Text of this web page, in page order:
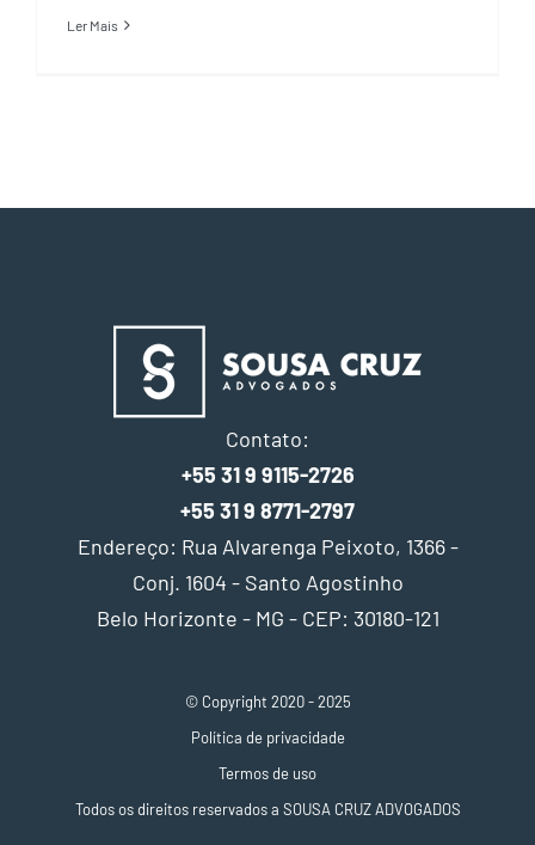
Ler Mais
Contato:
+55 31 9 9115-2726
+55 31 9 8771-2797
Endereço: Rua Alvarenga Peixoto, 1366 -
Conj. 1604 - Santo Agostinho
Belo Horizonte - MG - CEP: 30180-121
© Copyright 2020 - 2025
Política de privacidade
Termos de uso
Todos os direitos reservados a SOUSA CRUZ ADVOGADOS